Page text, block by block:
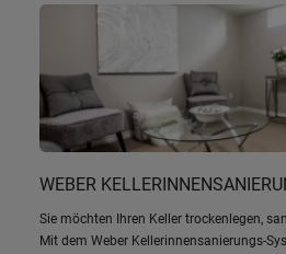
WEBER
Sie möchten Ihren Keller trockenlegen,
Mit dem Weber Kellerinnensanierungs-